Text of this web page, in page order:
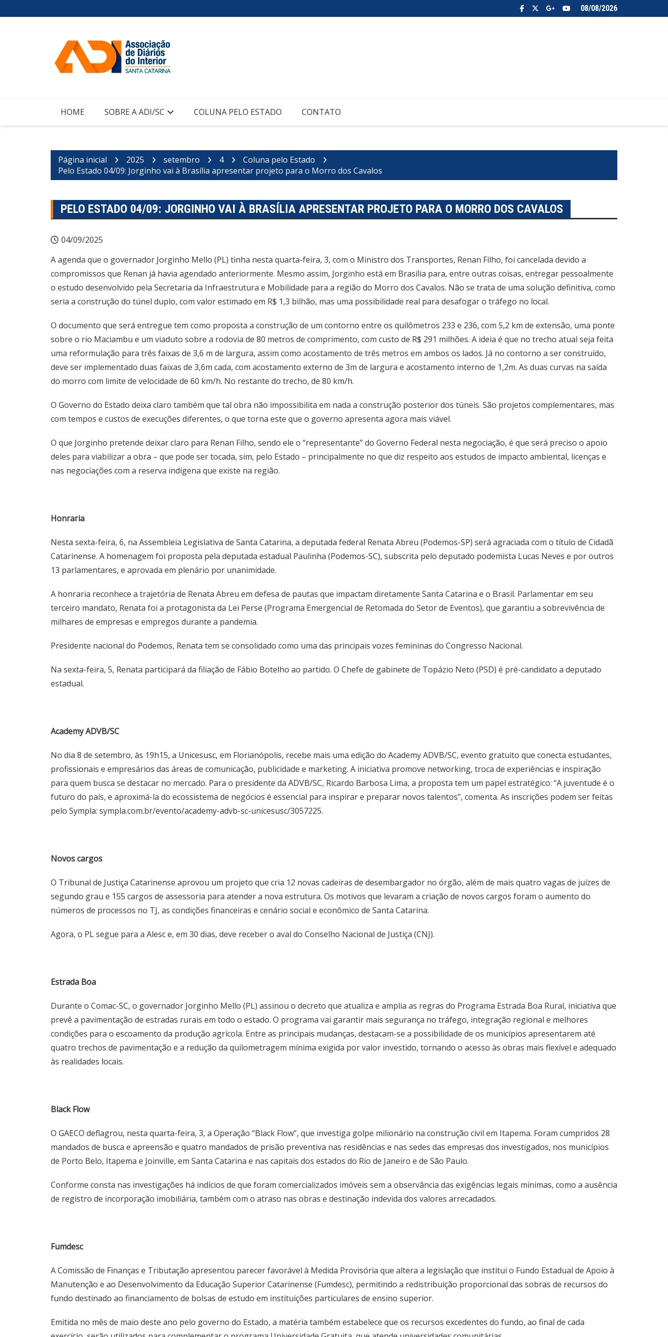
para
08/08/2026
HOME SOBRE A ADI/SC COLUNA PELO ESTADO CONTATO
Página inicial 2025 setembro 4
Coluna pelo Estado
Pelo Estado 04/09: Jorginho vai à Brasília apresentar projeto para o Morro dos Cavalos
PELO ESTADO 04/09: JORGINHO VAI À BRASÍLIA APRESENTAR PROJETO PARA O MORRO DOS CAVALOS
04/09/2025
A agenda que o governador Jorginho Mello (PL) tinha nesta quarta-feira, 3, com o Ministro dos Transportes, Renan Filho, foi cancelada devido a
compromissos que Renan já havia agendado anteriormente. Mesmo assim, Jorginho está em Brasília para, entre outras coisas, entregar pessoalmente
o estudo desenvolvido pela Secretaria da Infraestrutura e Mobilidade para a região do Morro dos Cavalos. Não se trata de uma solução definitiva, como
seria a construção do túnel duplo, com valor estimado em R$ 1,3 bilhão, mas uma possibilidade real para desafogar o tráfego no local.
O documento que será entregue tem como proposta a construção de um contorno entre os quilômetros 233 e 236, com 5,2 km de extensão, uma ponte
sobre o rio Maciambu e um viaduto sobre a rodovia de 80 metros de comprimento, com custo de R$ 291 milhões. A ideia é que no trecho atual seja feita
uma reformulação para três faixas de 3,6 m de largura, assim como acostamento de três metros em ambos os lados. Já no contorno a ser construído,
deve ser implementado duas faixas de 3,6m cada, com acostamento externo de 3m de largura e acostamento interno de 1,2m. As duas curvas na saída
do morro com limite de velocidade de 60 km/h. No restante do trecho, de 80 km/h.
O Governo do Estado deixa claro também que tal obra não impossibilita em nada a construção posterior dos túneis. São projetos complementares, mas
com tempos e custos de execuções diferentes, o que torna este que o governo apresenta agora mais viável.
O que Jorginho pretende deixar claro para Renan Filho, sendo ele o “representante” do Governo Federal nesta negociação, é que será preciso o apoio
deles para viabilizar a obra – que pode ser tocada, sim, pelo Estado – principalmente no que diz respeito aos estudos de impacto ambiental, licenças e
nas negociações com a reserva indígena que existe na região.
Honraria
Nesta sexta-feira, 6, na Assembleia Legislativa de Santa Catarina, a deputada federal Renata Abreu (Podemos-SP) será agraciada com o título de Cidadã
Catarinense. A homenagem foi proposta pela deputada estadual Paulinha (Podemos-SC), subscrita pelo deputado podemista Lucas Neves e por outros
13 parlamentares, e aprovada em plenário por unanimidade.
A honraria reconhece a trajetória de Renata Abreu em defesa de pautas que impactam diretamente Santa Catarina e o Brasil. Parlamentar em seu
terceiro mandato, Renata foi a protagonista da Lei Perse (Programa Emergencial de Retomada do Setor de Eventos), que garantiu a sobrevivência de
milhares de empresas e empregos durante a pandemia.
Presidente nacional do Podemos, Renata tem se consolidado como uma das principais vozes femininas do Congresso Nacional.
Na sexta-feira, 5, Renata participará da filiação de Fábio Botelho ao partido. O Chefe de gabinete de Topázio Neto (PSD) é pré-candidato a deputado
estadual.
Academy ADVB/SC
No dia 8 de setembro, às 19h15, a Unicesusc, em Florianópolis, recebe mais uma edição do Academy ADVB/SC, evento gratuito que conecta estudantes,
profissionais e empresários das áreas de comunicação, publicidade e marketing. A iniciativa promove networking, troca de experiências e inspiração
para quem busca se destacar no mercado. Para o presidente da ADVB/SC, Ricardo Barbosa Lima, a proposta tem um papel estratégico: “A juventude é o
futuro do país, e aproximá-la do ecossistema de negócios é essencial para inspirar e preparar novos talentos”, comenta. As inscrições podem ser feitas
pelo Sympla: sympla.com.br/evento/academy-advb-sc-unicesusc/3057225.
Novos cargos
O Tribunal de Justiça Catarinense aprovou um projeto que cria 12 novas cadeiras de desembargador no órgão, além de mais quatro vagas de juízes de
segundo grau e 155 cargos de assessoria para atender a nova estrutura. Os motivos que levaram a criação de novos cargos foram o aumento do
números de processos no TJ, as condições financeiras e cenário social e econômico de Santa Catarina.
Agora, o PL segue para a Alesc e, em 30 dias, deve receber o aval do Conselho Nacional de Justiça (CNJ).
Estrada Boa
Durante o Comac-SC, o governador Jorginho Mello (PL) assinou o decreto que atualiza e amplia as regras do Programa Estrada Boa Rural, iniciativa que
prevê a pavimentação de estradas rurais em todo o estado. O programa vai garantir mais segurança no tráfego, integração regional e melhores
condições para o escoamento da produção agrícola. Entre as principais mudanças, destacam-se a possibilidade de os municípios apresentarem até
quatro trechos de pavimentação e a redução da quilometragem mínima exigida por valor investido, tornando o acesso às obras mais flexível e adequado
às realidades locais.
Black Flow
O GAECO deflagrou, nesta quarta-feira, 3, a Operação “Black Flow”, que investiga golpe milionário na construção civil em Itapema. Foram cumpridos 28
mandados de busca e apreensão e quatro mandados de prisão preventiva nas residências e nas sedes das empresas dos investigados, nos municípios
de Porto Belo, Itapema e Joinville, em Santa Catarina e nas capitais dos estados do Rio de Janeiro e de São Paulo.
Conforme consta nas investigações há indícios de que foram comercializados imóveis sem a observância das exigências legais mínimas, como a ausência
de registro de incorporação imobiliária, também com o atraso nas obras e destinação indevida dos valores arrecadados.
Fumdesc
A Comissão de Finanças e Tributação apresentou parecer favorável à Medida Provisória que altera a legislação que institui o Fundo Estadual de Apoio à
Manutenção e ao Desenvolvimento da Educação Superior Catarinense (Fumdesc), permitindo a redistribuição proporcional das sobras de recursos do
fundo destinado ao financiamento de bolsas de estudo em instituições particulares de ensino superior.
Emitida no mês de maio deste ano pelo governo do Estado, a matéria também estabelece que os recursos excedentes do fundo, ao final de cada